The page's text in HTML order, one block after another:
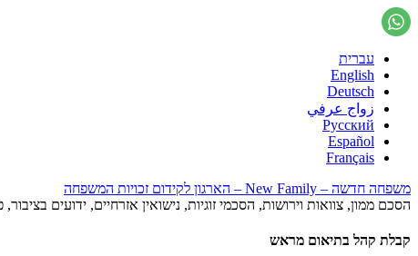
עברית
English
Deutsch
زواج عرفي
Русский
Español
Français
משפחה חדשה – New Family – הארגון לקידום זכויות המשפחה
הסכם ממון, צוואות וירושות, הסכמי זוגיות, נישואין אזרחיים, ידועים
קבלת קהל בתיאום מראש